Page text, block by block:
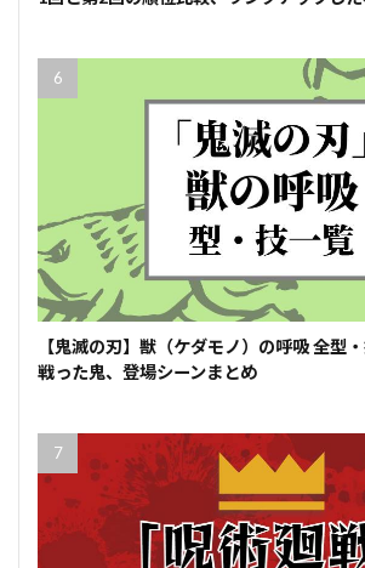
【鬼滅の刃】獣（ケダモノ）の呼吸 全型
戦った鬼、登場シーンまとめ